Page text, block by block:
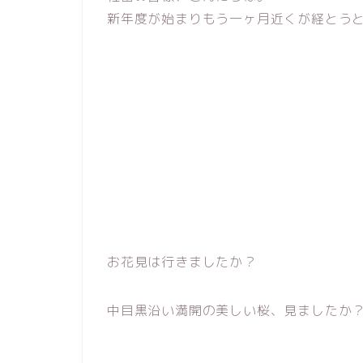
新年度が始まりもう一ヶ月近くが経とう
お花見は行きましたか？
中目黒沿い満開の美しい桜、見ましたか？